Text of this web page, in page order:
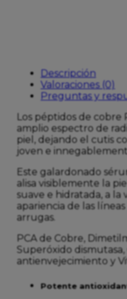
Descripción
Valoraciones (0)
Preguntas y
Los péptidos de cobre
amplio espectro de
piel, dejando el cutis
joven e
Este galardonado
alisa visiblemente la
suave e hidratada, a
apariencia de las
arrugas.
PCA de Cobre,
Superóxido
antienvejecimiento y
Potente